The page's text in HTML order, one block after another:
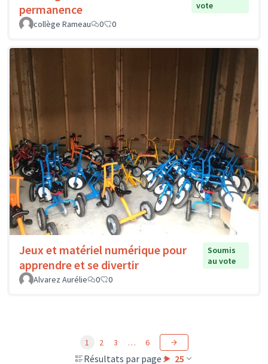
permanence
vote
collège Rameau
0 0
Jeux et matériel numérique pour
apprendre et se divertir
Soumis
au vote
Alvarez Aurélie
0 0
Résultats par page : 25
1 2 3 … 6